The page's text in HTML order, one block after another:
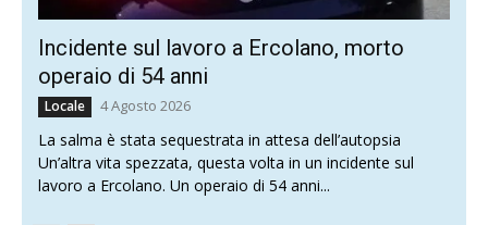
Incidente sul lavoro a Ercolano, morto
operaio di 54 anni
Locale 4 Agosto 2026
La salma è stata sequestrata in attesa dell’autopsia
Un’altra vita spezzata, questa volta in un incidente sul
lavoro a Ercolano. Un operaio di 54 anni...